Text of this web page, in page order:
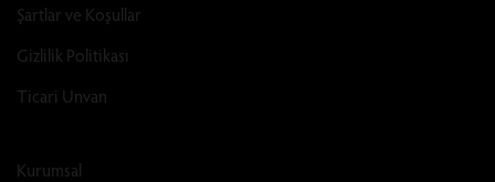
Şartlar ve Koşullar
Gizlilik Politikası
Ticari Unvan
Kurumsal